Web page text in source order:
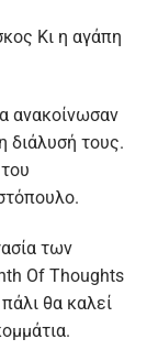
Κι η αγάπη
ανακοίνωσαν
διάλυσή τους.
των
Of Thoughts
θα καλεί